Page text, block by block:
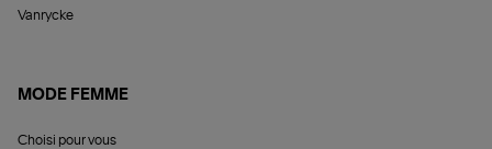
Vanrycke
MODE FEMME
Choisi pour vous